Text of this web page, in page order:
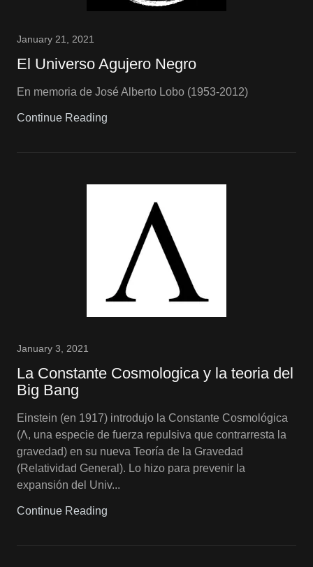
January 21, 2021
El Universo Agujero Negro
En memoria de José Alberto Lobo (1953-2012)
Continue Reading
January 3, 2021
La Constante Cosmologica y la teoria del
Big Bang
Einstein (en 1917) introdujo la Constante Cosmológica
(Λ, una especie de fuerza repulsiva que contrarresta la
gravedad) en su nueva Teoría de la Gravedad
(Relatividad General). Lo hizo para prevenir la
expansión del Univ...
Continue Reading